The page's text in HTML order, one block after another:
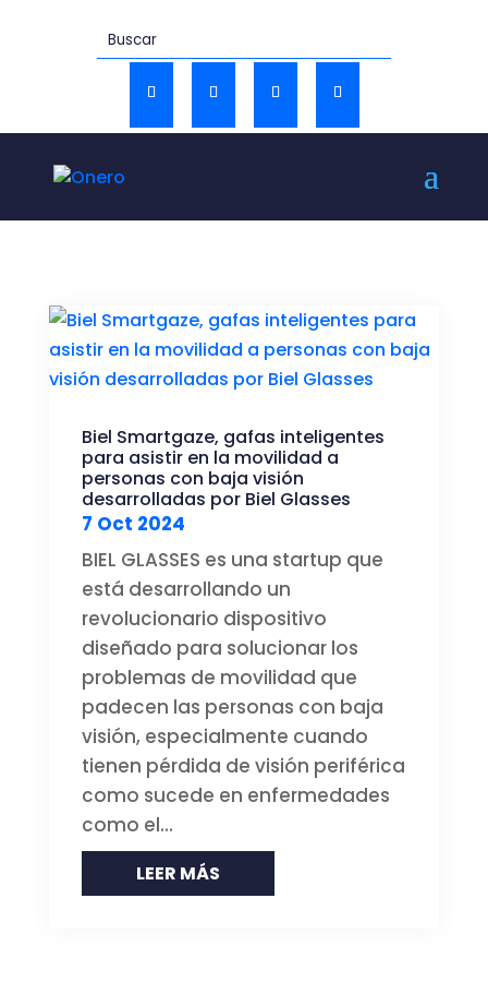
Biel Smartgaze, gafas inteligentes
para asistir en la movilidad a
personas con baja visión
desarrolladas por Biel Glasses
7 Oct 2024
BIEL GLASSES es una startup que
está desarrollando un
revolucionario dispositivo
diseñado para solucionar los
problemas de movilidad que
padecen las personas con baja
visión, especialmente cuando
tienen pérdida de visión periférica
como sucede en enfermedades
como el...
LEER MÁS